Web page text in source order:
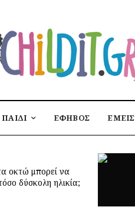
ΠΑΙΔΙ ΕΦΗΒΟΣ ΕΜΕΙΣ
Δίδυμα και ύπνος: μυστικά
για πιο ήρεμες νύχτες